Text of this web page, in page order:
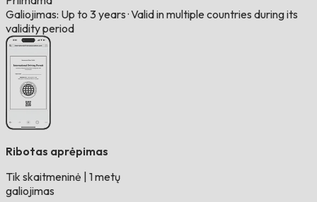
Galiojimas: Up to 3 years ·Valid in multiple countries during its
validity period
Ribotas aprėpimas
Tik skaitmeninė 1 metų
galiojimas